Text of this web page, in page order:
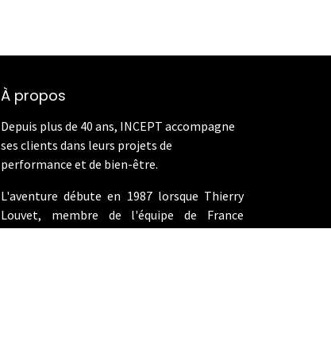
À propos
Depuis plus de 40 ans, INCEPT accompagne
ses clients dans leurs projets de
performance et de bien-être.
L'aventure débute en 1987 lorsque Thierry
Louvet, membre de l'équipe de France